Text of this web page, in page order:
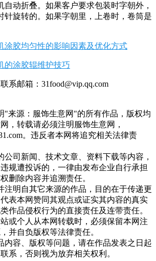
自动折叠。如果客户要求包装时字朝外，
针旋转的。如果字朝里，上卷时，卷筒是
涂胶均匀性的影响因素及优化方式
的涂胶辊维护技巧
联系邮箱：31food@vip.qq.com
"来源：服饰生意网"的所有作品，版权均
，转载请必须注明服饰生意网，
。违反者本网将追究相关法律责
公司新闻、技术文章、资料下载等内容，
规遭投诉的，一律由发布企业自行承担
删除内容并追溯责任。
注明自其它来源的作品，目的在于传递更
表本网赞同其观点或证实其内容的真实
作品侵权行为的直接责任及连带责任。
或个人从本网转载时，必须保留本网注
并自负版权等法律责任。
内容、版权等问题，请在作品发表之日起
系，否则视为放弃相关权利。